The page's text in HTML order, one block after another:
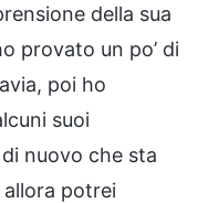
della sua
provato un po’ di
poi ho
suoi
nuovo che sta
allora potrei